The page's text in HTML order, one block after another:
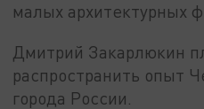
малых архитектурных
Дмитрий Закарлюкин
распространить опыт
города России.